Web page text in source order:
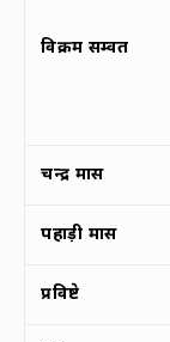
विक्रम सम्वत
चन्द्र मास
पहाड़ी मास
प्रविष्टे